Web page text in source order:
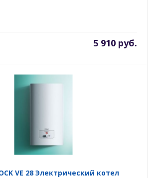
5 910 руб.
VE 28 Электрический котел